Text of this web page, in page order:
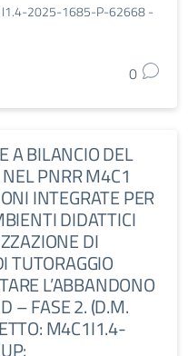
2025-1685-P-62668 -
0
A BILANCIO DEL
PNRR M4C1
INTEGRATE PER
DIDATTICI
DI
TUTORAGGIO
L’ABBANDONO
– FASE 2. (D.M.
M4C1I1.4-